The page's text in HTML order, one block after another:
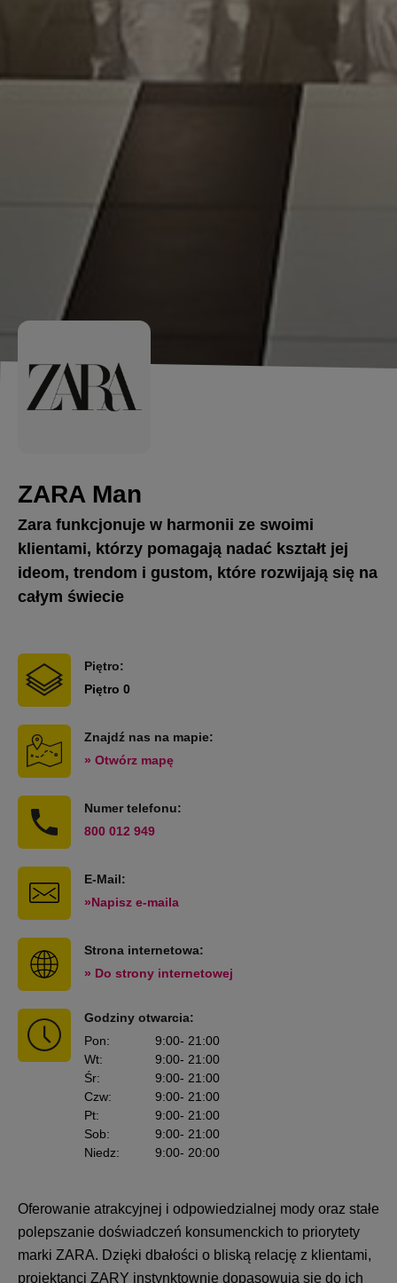
ZARA Man
Zara funkcjonuje w harmonii ze swoimi
klientami, którzy pomagają nadać kształt jej
ideom, trendom i gustom, które rozwijają się na
całym świecie
Piętro:
Piętro 0
Znajdź nas na mapie:
» Otwórz mapę
Numer telefonu:
800 012 949
E-Mail:
»Napisz e-maila
Strona internetowa:
» Do strony internetowej
Godziny otwarcia:
Pon: 9:00- 21:00
Wt: 9:00- 21:00
Śr: 9:00- 21:00
Czw: 9:00- 21:00
Pt: 9:00- 21:00
Sob: 9:00- 21:00
Niedz: 9:00- 20:00
Oferowanie atrakcyjnej i odpowiedzialnej mody oraz stałe
polepszanie doświadczeń konsumenckich to priorytety
marki ZARA. Dzięki dbałości o bliską relację z klientami,
projektanci ZARY instynktownie dopasowują się do ich